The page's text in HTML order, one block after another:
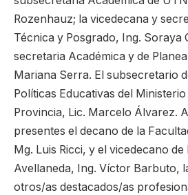
Rozenhauz; la vicedecana y
Técnica y Posgrado, Ing. Soraya
secretaria Académica y de
Mariana Serra. El subsecretario
Políticas Educativas del
Provincia, Lic. Marcelo Álvarez.
presentes el decano de la
Mg. Luis Ricci, y el vicedecano de
Avellaneda, Ing. Víctor Barbuto,
otros/as destacados/as